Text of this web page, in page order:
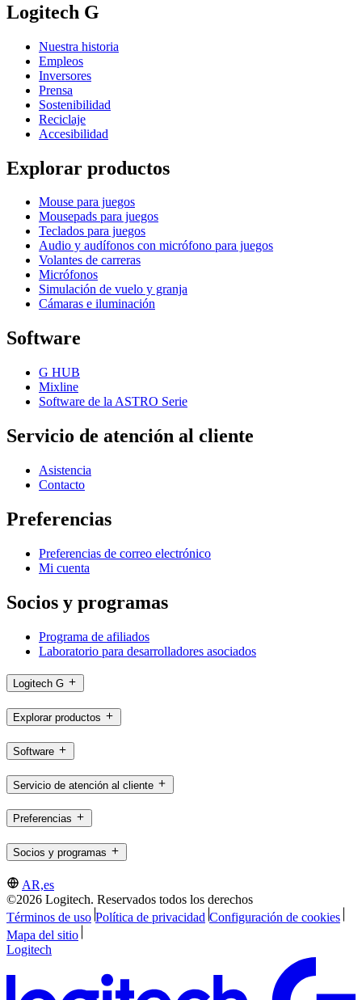
Logitech G
Nuestra historia
Empleos
Inversores
Prensa
Sostenibilidad
Reciclaje
Accesibilidad
Explorar productos
Mouse para juegos
Mousepads para juegos
Teclados para juegos
Audio y audífonos con micrófono para juegos
Volantes de carreras
Micrófonos
Simulación de vuelo y granja
Cámaras e iluminación
Software
G HUB
Mixline
Software de la ASTRO Serie
Servicio de atención al cliente
Asistencia
Contacto
Preferencias
Preferencias de correo electrónico
Mi cuenta
Socios y programas
Programa de afiliados
Laboratorio para desarrolladores asociados
Logitech G
Explorar productos
Software
Servicio de atención al cliente
Preferencias
Socios y programas
AR,es
©2026 Logitech. Reservados todos los derechos
Términos de uso Política de privacidad Configuración de cookies
Mapa del sitio
Logitech